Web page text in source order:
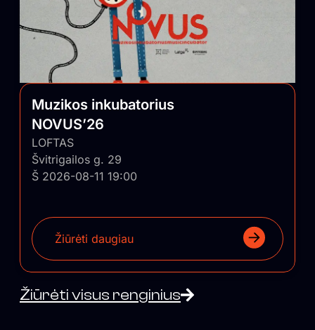
Muzikos inkubatorius
NOVUS’26
LOFTAS
Švitrigailos g. 29
Š 2026-08-11 19:00
Žiūrėti daugiau
Žiūrėti visus renginius